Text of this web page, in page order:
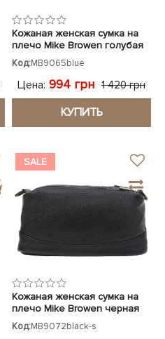
Кожаная женская сумка на
плечо Mike Browen голубая
Код:MB9065blue
Цена: 994 грн 1 420 грн
КУПИТЬ
SALE
Кожаная женская сумка на
плечо Mike Browen черная
Код:MB9072black-s